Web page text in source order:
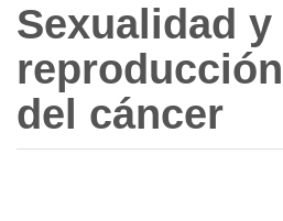
Sexualidad y
del cáncer